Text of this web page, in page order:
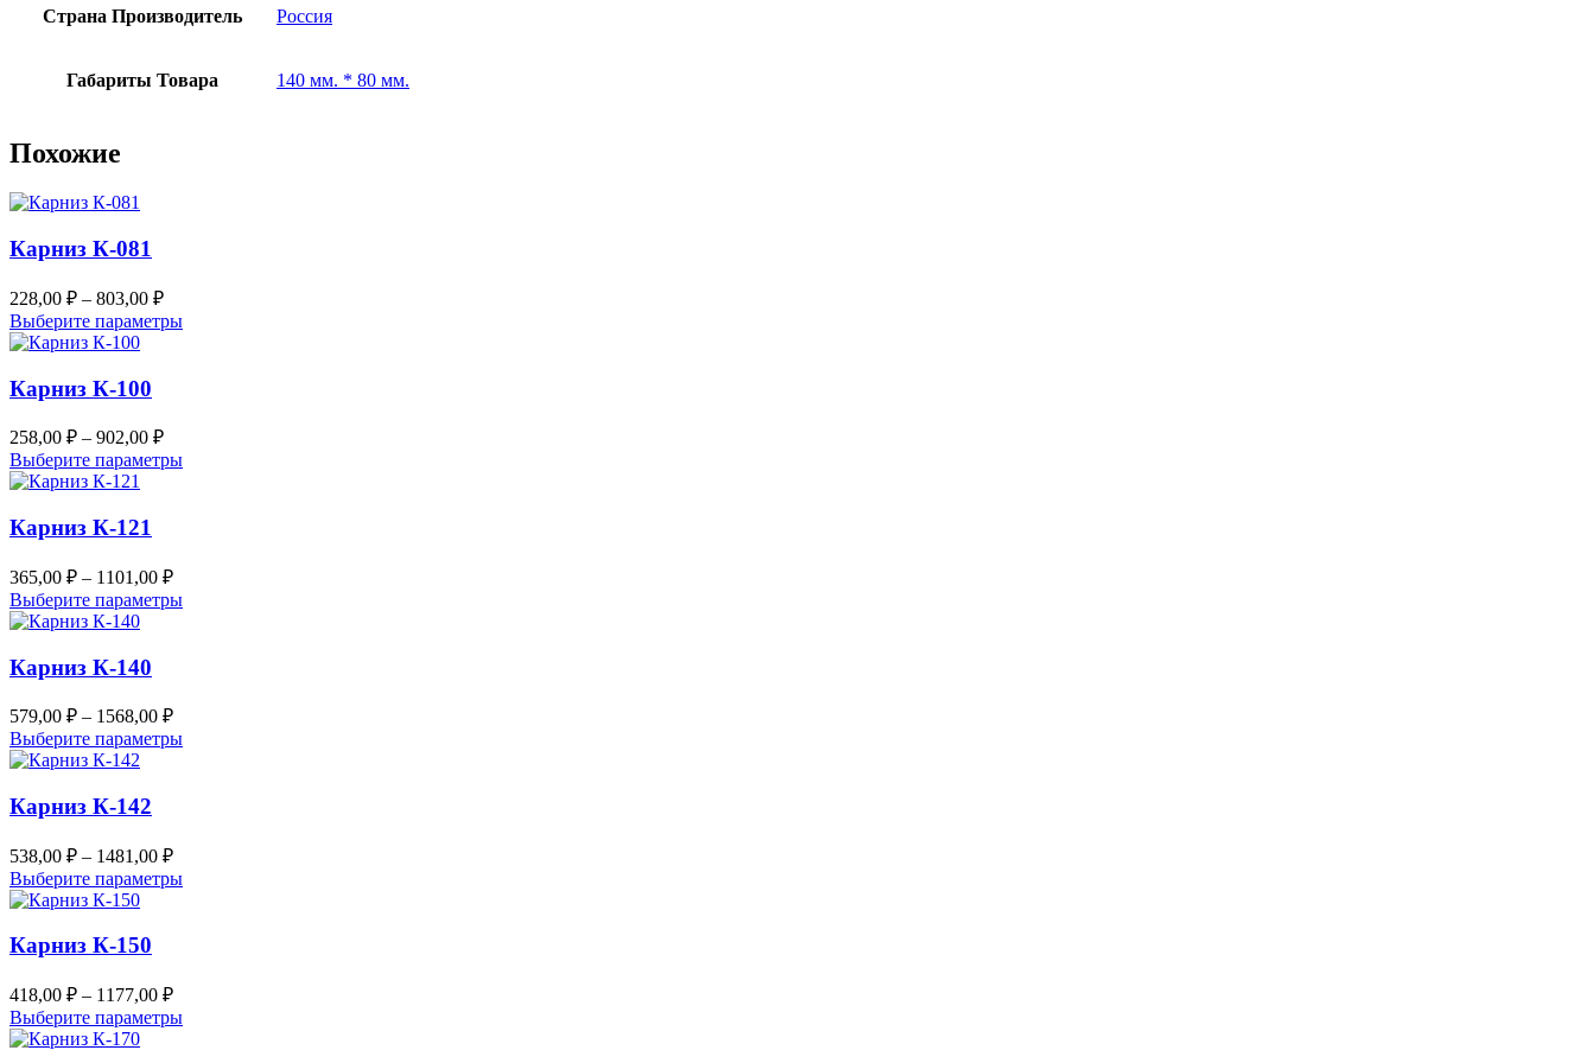
Страна Производитель Россия
Габариты Товара 140 мм. * 80 мм.
Похожие
Карниз К-081
228,00 ₽ – 803,00 ₽
Выберите параметры
Карниз К-100
258,00 ₽ – 902,00 ₽
Выберите параметры
Карниз К-121
365,00 ₽ – 1101,00 ₽
Выберите параметры
Карниз К-140
579,00 ₽ – 1568,00 ₽
Выберите параметры
Карниз К-142
538,00 ₽ – 1481,00 ₽
Выберите параметры
Карниз К-150
418,00 ₽ – 1177,00 ₽
Выберите параметры